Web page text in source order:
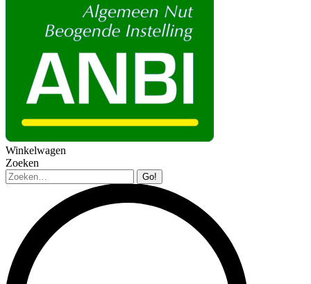
Winkelwagen
Zoeken
Zoeken: